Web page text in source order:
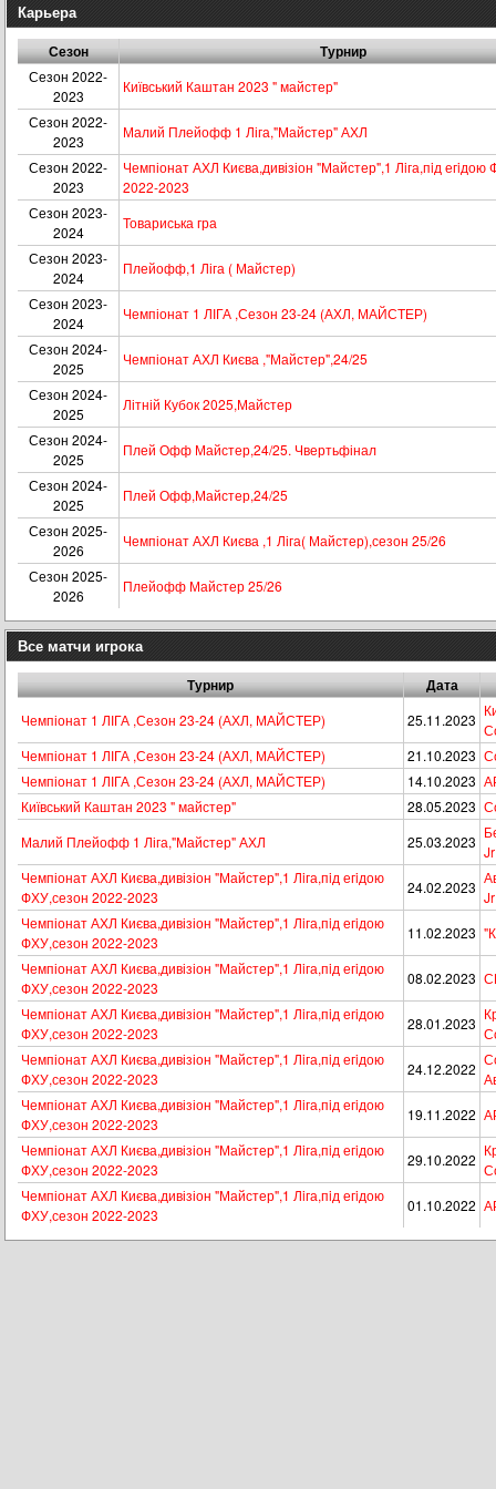
Карьера
Сезон Турнир
Сезон 2022-
2023
Київський Каштан 2023 " майстер"
Сезон 2022-
2023
Малий Плейофф 1 Ліга,"Майстер" АХЛ
Сезон 2022-
2023
Чемпіонат АХЛ Києва,дивізіон "Майстер",1 Лiга,пiд егiдою
2022-2023
Сезон 2023-
2024
Товариська гра
Сезон 2023-
2024
Плейофф,1 Ліга ( Майстер)
Сезон 2023-
2024
Чемпіонат 1 ЛІГА ,Сезон 23-24 (АХЛ, МАЙСТЕР)
Сезон 2024-
2025
Чемпіонат АХЛ Києва ,"Майстер",24/25
Сезон 2024-
2025
Літній Кубок 2025,Майстер
Сезон 2024-
2025
Плей Офф Майстер,24/25. Чвертьфінал
Сезон 2024-
2025
Плей Офф,Майстер,24/25
Сезон 2025-
2026
Чемпіонат АХЛ Києва ,1 Ліга( Майстер),сезон 25/26
Сезон 2025-
2026
Плейофф Майстер 25/26
Все матчи игрока
Турнир Дата
Чемпіонат 1 ЛІГА ,Сезон 23-24 (АХЛ, МАЙСТЕР) 25.11.2023
Чемпіонат 1 ЛІГА ,Сезон 23-24 (АХЛ, МАЙСТЕР)
21.10.2023
Чемпіонат 1 ЛІГА ,Сезон 23-24 (АХЛ, МАЙСТЕР)
14.10.2023
Київський Каштан 2023 " майстер"
28.05.2023
Малий Плейофф 1 Ліга,"Майстер" АХЛ
25.03.2023
Jr
Чемпіонат АХЛ Києва,дивізіон "Майстер",1 Лiга,пiд егiдою
ФХУ,сезон 2022-2023
24.02.2023
Jr
Чемпіонат АХЛ Києва,дивізіон "Майстер",1 Лiга,пiд егiдою
ФХУ,сезон 2022-2023
11.02.2023
Чемпіонат АХЛ Києва,дивізіон "Майстер",1 Лiга,пiд егiдою
ФХУ,сезон 2022-2023
08.02.2023
Чемпіонат АХЛ Києва,дивізіон "Майстер",1 Лiга,пiд егiдою
ФХУ,сезон 2022-2023
28.01.2023
Чемпіонат АХЛ Києва,дивізіон "Майстер",1 Лiга,пiд егiдою
ФХУ,сезон 2022-2023
24.12.2022
Чемпіонат АХЛ Києва,дивізіон "Майстер",1 Лiга,пiд егiдою
ФХУ,сезон 2022-2023
19.11.2022
Чемпіонат АХЛ Києва,дивізіон "Майстер",1 Лiга,пiд егiдою
ФХУ,сезон 2022-2023
29.10.2022
Чемпіонат АХЛ Києва,дивізіон "Майстер",1 Лiга,пiд егiдою
ФХУ,сезон 2022-2023
01.10.2022